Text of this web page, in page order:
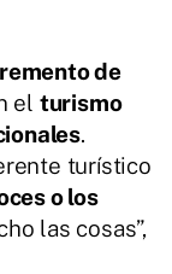
de
el turismo
.
turístico
o los
las cosas”,